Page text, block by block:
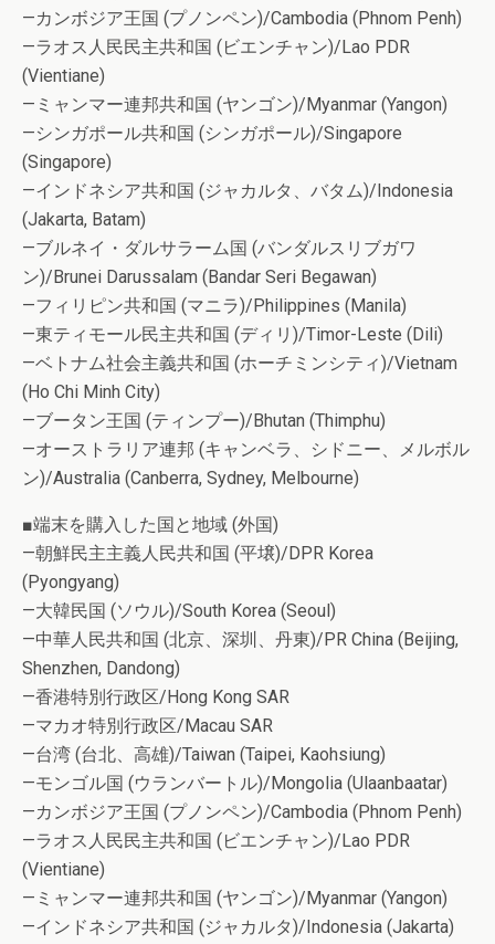
—カンボジア王国 (プノンペン)/Cambodia (Phnom Penh)
—ラオス人民民主共和国 (ビエンチャン)/Lao PDR
(Vientiane)
—ミャンマー連邦共和国 (ヤンゴン)/Myanmar (Yangon)
—シンガポール共和国 (シンガポール)/Singapore
(Singapore)
—インドネシア共和国 (ジャカルタ、バタム)/Indonesia
(Jakarta, Batam)
—ブルネイ・ダルサラーム国 (バンダルスリブガワ
ン)/Brunei Darussalam (Bandar Seri Begawan)
—フィリピン共和国 (マニラ)/Philippines (Manila)
—東ティモール民主共和国 (ディリ)/Timor-Leste (Dili)
—ベトナム社会主義共和国 (ホーチミンシティ)/Vietnam
(Ho Chi Minh City)
—ブータン王国 (ティンプー)/Bhutan (Thimphu)
—オーストラリア連邦 (キャンベラ、シドニー、メルボル
ン)/Australia (Canberra, Sydney, Melbourne)
■端末を購入した国と地域 (外国)
—朝鮮民主主義人民共和国 (平壌)/DPR Korea
(Pyongyang)
—大韓民国 (ソウル)/South Korea (Seoul)
—中華人民共和国 (北京、深圳、丹東)/PR China (Beijing,
Shenzhen, Dandong)
—香港特別行政区/Hong Kong SAR
—マカオ特別行政区/Macau SAR
—台湾 (台北、高雄)/Taiwan (Taipei, Kaohsiung)
—モンゴル国 (ウランバートル)/Mongolia (Ulaanbaatar)
—カンボジア王国 (プノンペン)/Cambodia (Phnom Penh)
—ラオス人民民主共和国 (ビエンチャン)/Lao PDR
(Vientiane)
—ミャンマー連邦共和国 (ヤンゴン)/Myanmar (Yangon)
—インドネシア共和国 (ジャカルタ)/Indonesia (Jakarta)